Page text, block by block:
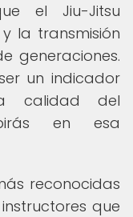
el Jiu-Jitsu
la transmisión
generaciones.
un indicador
calidad del
en esa
reconocidas
que